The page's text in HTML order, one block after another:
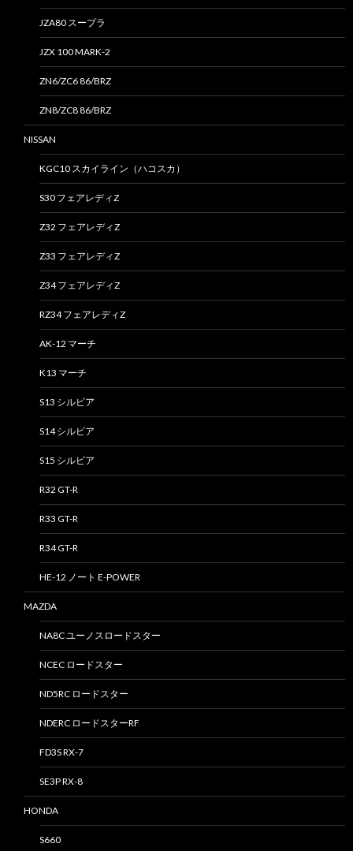
JZA80 スープラ
JZX 100 MARK-2
ZN6/ZC6 86/BRZ
ZN8/ZC8 86/BRZ
NISSAN
KGC10 スカイライン（ハコスカ）
S30 フェアレディZ
Z32 フェアレディZ
Z33 フェアレディZ
Z34 フェアレディZ
RZ34 フェアレディZ
AK-12 マーチ
K13 マーチ
S13 シルビア
S14 シルビア
S15 シルビア
R32 GT-R
R33 GT-R
R34 GT-R
HE-12 ノート E-POWER
MAZDA
NA8C ユーノスロードスター
NCEC ロードスター
ND5RC ロードスター
NDERC ロードスターRF
FD3S RX-7
SE3P RX-8
HONDA
S660